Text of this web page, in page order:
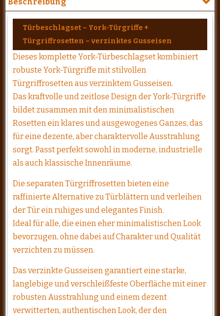
Beschreibung
Türbeschlagset – York-Türgriffe +
Türgriffrosetten – verzinktes Gusseisen
Dieses komplette York-Türbeschlagset kombiniert
robuste York-Türgriffe mit stilvollen
Türgriffrosetten aus verzinktem Gusseisen.
Das kraftvolle und zeitlose Design der York-Türgriffe
bildet zusammen mit den minimalistischen
Rosetten ein klares und ausgewogenes Ganzes, das
für eine dezente, aber charaktervolle Ausstrahlung
sorgt. Passt perfekt sowohl in moderne, industrielle
als auch klassische Innenräume.
Die separaten Türgriffrosetten bieten eine
raffinierte Alternative zu Türblättern und verleihen
der Tür ein ruhiges und elegantes Finish.
Ideal für alle, die einen eher minimalistischen Look
bevorzugen, ohne dabei auf Charakter und Qualität
verzichten zu müssen.
Das verzinkte Gusseisen garantiert eine starke,
langlebige und verschleißfeste Oberfläche mit einer
robusten Ausstrahlung und einem dezent
verwitterten, authentischen Look, der den